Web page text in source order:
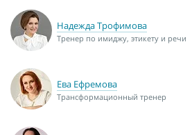
Надежда Трофимова
Тренер по имиджу, этикету и речи
Ева Ефремова
Трансформационный тренер